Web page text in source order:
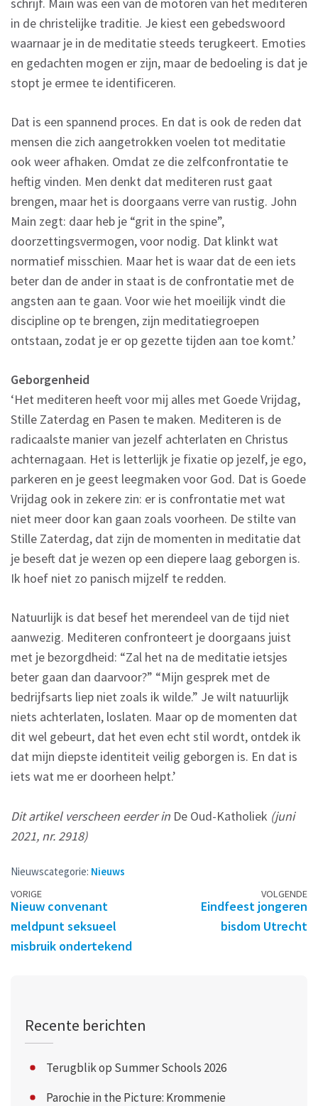
in de christelijke traditie. Je kiest een gebedswoord
waarnaar je in de meditatie steeds terugkeert. Emoties
en gedachten mogen er zijn, maar de bedoeling is dat je
stopt je ermee te identificeren.
Dat is een spannend proces. En dat is ook de reden dat
mensen die zich aangetrokken voelen tot meditatie
ook weer afhaken. Omdat ze die zelfconfrontatie te
heftig vinden. Men denkt dat mediteren rust gaat
brengen, maar het is doorgaans verre van rustig. John
Main zegt: daar heb je “grit in the spine”,
doorzettingsvermogen, voor nodig. Dat klinkt wat
normatief misschien. Maar het is waar dat de een iets
beter dan de ander in staat is de confrontatie met de
angsten aan te gaan. Voor wie het moeilijk vindt die
discipline op te brengen, zijn meditatiegroepen
ontstaan, zodat je er op gezette tijden aan toe komt.’
Geborgenheid
‘Het mediteren heeft voor mij alles met Goede Vrijdag,
Stille Zaterdag en Pasen te maken. Mediteren is de
radicaalste manier van jezelf achterlaten en Christus
achternagaan. Het is letterlijk je fixatie op jezelf, je ego,
parkeren en je geest leegmaken voor God. Dat is Goede
Vrijdag ook in zekere zin: er is confrontatie met wat
niet meer door kan gaan zoals voorheen. De stilte van
Stille Zaterdag, dat zijn de momenten in meditatie dat
je beseft dat je wezen op een diepere laag geborgen is.
Ik hoef niet zo panisch mijzelf te redden.
Natuurlijk is dat besef het merendeel van de tijd niet
aanwezig. Mediteren confronteert je doorgaans juist
met je bezorgdheid: “Zal het na de meditatie ietsjes
beter gaan dan daarvoor?” “Mijn gesprek met de
bedrijfsarts liep niet zoals ik wilde.” Je wilt natuurlijk
niets achterlaten, loslaten. Maar op de momenten dat
dit wel gebeurt, dat het even echt stil wordt, ontdek ik
dat mijn diepste identiteit veilig geborgen is. En dat is
iets wat me er doorheen helpt.’
Dit artikel verscheen eerder in De Oud-Katholiek (juni
2021, nr. 2918)
Nieuwscategorie: Nieuws
Berichtennavigatie
VORIGE
Nieuw convenant
meldpunt seksueel
misbruik ondertekend
VOLGENDE
Eindfeest jongeren
bisdom Utrecht
Recente berichten
Terugblik op Summer Schools 2026
Parochie in the Picture: Krommenie